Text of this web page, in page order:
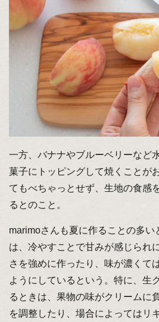
一方、バナナやブルーベリーなど
菓子にトッピングして焼くことが
てもべちゃっとせず、生地の食感
るとのこと。
marimoさんも夏に作ることの多い
は、冷やすことで甘みが感じられ
さを強めに作ったり、味が濃くて
ようにしているという。特に、生
るときは、果物の味がクリームに
を調整したり、場合によってはリ